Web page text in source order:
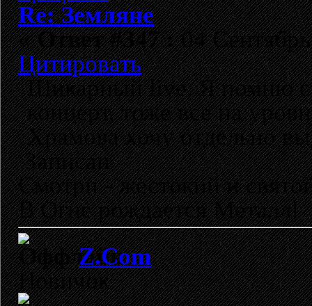
Re: Земляне
«Ответ #347 :04
Цитировать
Шикарный live. Я помню
концерт, тоже все на
Храмова хочу отдельно
Записан
Смотри - жестокий и
В Огне рождается Металл!
Z.Com
Новичок